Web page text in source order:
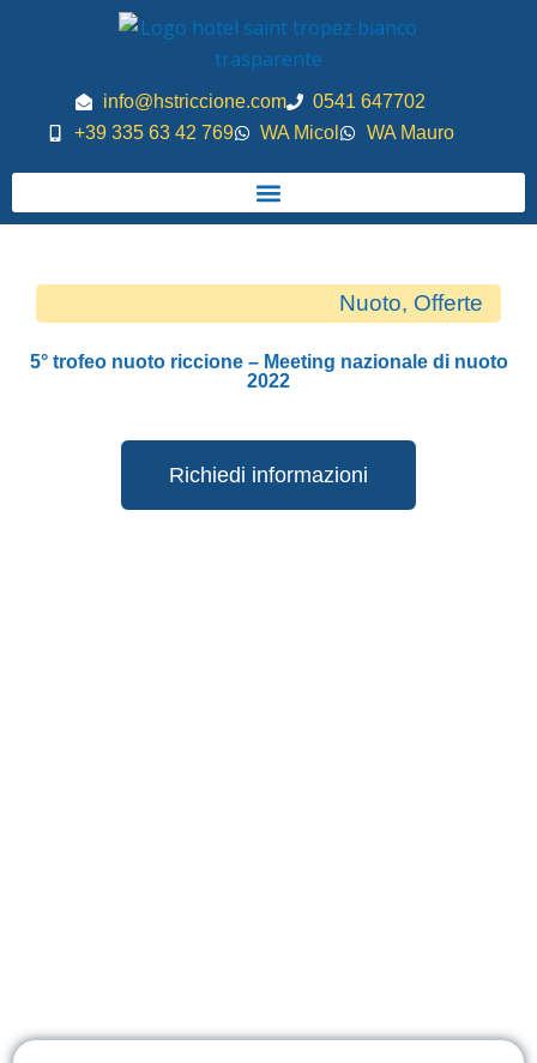
info@hstriccione.com
0541 647702
+39 335 63 42 769
WA Micol WA Mauro
Nuoto, Offerte
5° trofeo nuoto riccione – Meeting nazionale di nuoto
2022
Richiedi informazioni